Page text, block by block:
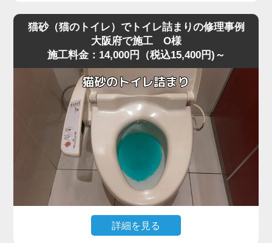
押し流されて一気に通水が回復しました。
作業後は複数回の排水テストも行い、逆流・異音・水位の
異常がないことを確認し、安心して使用できる状態に復
旧。
最後に、再発防止策として「トイレットペーパーは2～3回
に分けて流す」「厚手ペーパーを大量に使わない」など正
しい使い方もお伝えしました。
大量のペーパーによる詰まりは軽度に見えても、便器内部
の奥で固まっていることが多く、高圧ポンプのような専門
機材でないと解消が難しいケースが非常に多いです。
水位が上がったまま下がらなくなり、トイレが完全に詰ま
ってしまったというご相談がありました。
現場を確認すると、便器の奥でシートがしっかりと引っ掛
かり、手前の見える部分ではなくS字奥で固く詰まってい
る状態でした。
最近は「流せる」と書かれたお掃除シートが普及していま
すが、実際にはトイレットペーパーほど水に溶けにくく、
大阪府周辺でもシート詰まりのトラブルが増えています。
特に節水型トイレでは水量が少ないため、少し厚めのシー
トでも奥で丸まって団子状に固まりやすく、家庭用のラバ
ーカップではほとんど動かないケースが多いのが特徴で
今回の現場では、業務用の高圧ポンプを使用し、詰まりの
ある深い位置に圧力を段階的にかけて作業を行いました。
数回加圧すると、固まっていたシートの塊が崩れ、排水路
猫砂（猫のトイレ）でトイレ詰まりの修理事例
大阪府で施工 O様
施工料金：14,000円（税込15,400円)～
詳細を見る